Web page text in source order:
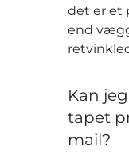
det er et
end
Kan
tapet
mail?